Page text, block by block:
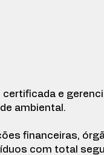
e
ambiental.
financeiras,
com total